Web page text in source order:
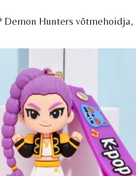
Demon Hunters võtmehoidja,